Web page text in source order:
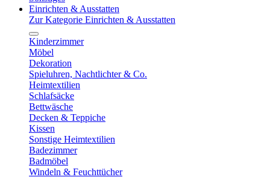
Einrichten & Ausstatten
Zur Kategorie Einrichten & Ausstatten
Kinderzimmer
Möbel
Dekoration
Spieluhren, Nachtlichter & Co.
Heimtextilien
Schlafsäcke
Bettwäsche
Decken & Teppiche
Kissen
Sonstige Heimtextilien
Badezimmer
Badmöbel
Windeln & Feuchttücher